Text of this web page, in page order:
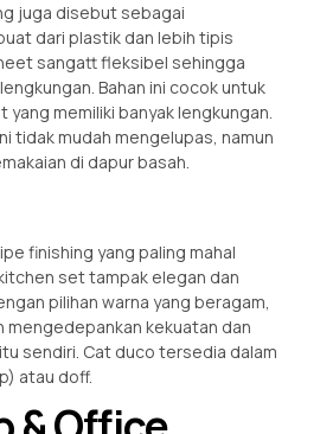
juga disebut sebagai
dari plastik dan lebih tipis
sangatt fleksibel sehingga
Bahan ini cocok untuk
memiliki banyak lengkungan.
tidak mudah mengelupas, namun
di dapur basah.
finishing yang paling mahal
set tampak elegan dan
pilihan warna yang beragam,
mengedepankan kekuatan dan
sendiri. Cat duco tersedia dalam
atau doff.